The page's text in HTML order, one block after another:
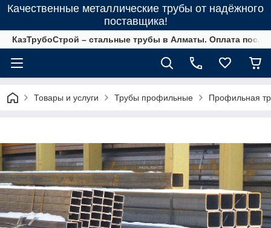
Качественные металлические трубы от надёжного
поставщика!
КазТрубоСтрой – стальные трубы в Алматы. Оплата
Товары и услуги Трубы профильные Профильная